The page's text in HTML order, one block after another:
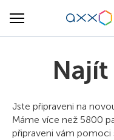
Jste připraveni na
Máme více než 5800
připraveni vám